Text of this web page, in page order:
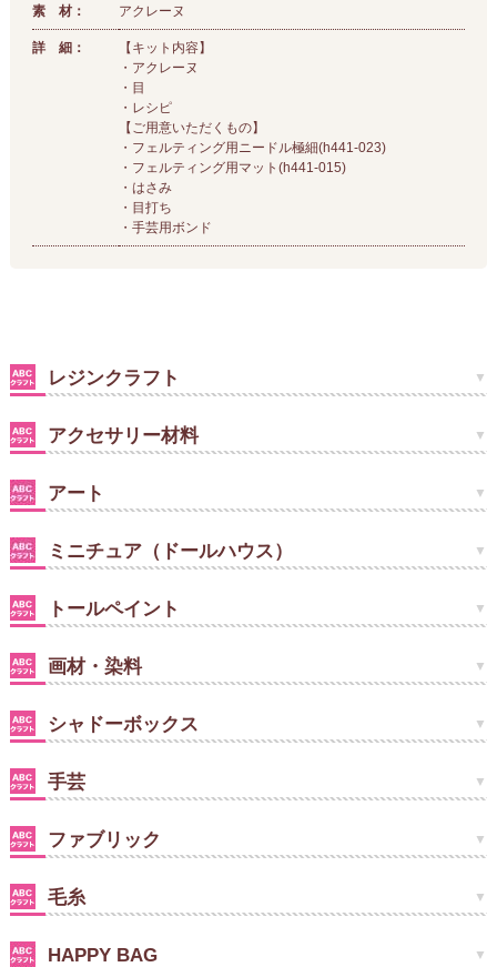
素 材： アクレーヌ
詳 細：
【キット内容】
・アクレーヌ
・目
・レシピ
【ご用意いただくもの】
・フェルティング用ニードル極細(h441-023)
・フェルティング用マット(h441-015)
・はさみ
・目打ち
・手芸用ボンド
レジンクラフト
アクセサリー材料
アート
ミニチュア（ドールハウス）
トールペイント
画材・染料
シャドーボックス
手芸
ファブリック
毛糸
HAPPY BAG